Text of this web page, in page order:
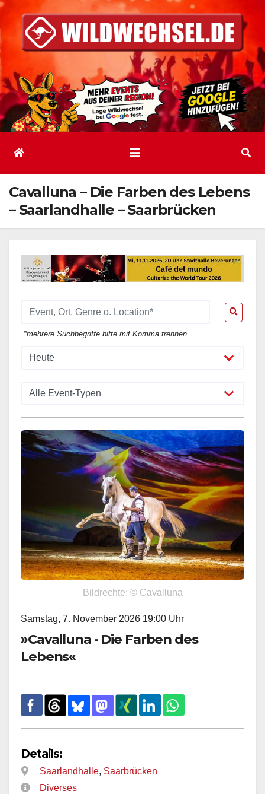
Inhalt
springen
Cavalluna – Die Farben des Lebens
– Saarlandhalle – Saarbrücken
*mehrere Suchbegriffe bitte mit Komma trennen
Bildrechte: © Cavalluna
Samstag, 7. November 2026 19:00 Uhr
»Cavalluna - Die Farben des
Lebens«
Details:
Saarlandhalle, Saarbrücken
Diverses